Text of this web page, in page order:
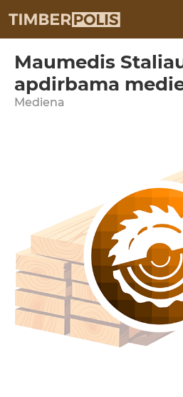
Maumedis
apdirbama
Mediena